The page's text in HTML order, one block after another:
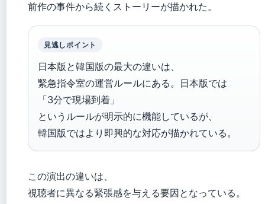
前作の事件から続くストーリーが描かれた。
見逃しポイント
日本版と韓国版の最大の違いは、
緊急指令室の運営ルールにある。日本版では
「3分で現場到着」
というルールが明示的に機能しているが、
韓国版ではより即興的な対応が描かれている。
この演出の違いは、
視聴者に異なる緊張感を与える要因となっている。